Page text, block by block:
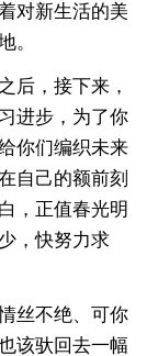
对新生活的美
。
后，接下来，
进步，为了你
你们编织未来
自己的额前刻
，正值春光明
，快努力求
丝不绝、可你
该驮回去一幅